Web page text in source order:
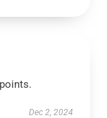
Dec 2, 2024